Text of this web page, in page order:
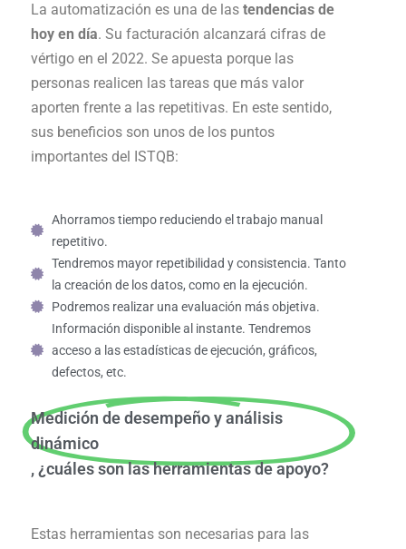
La automatización es una de las tendencias de
hoy en día. Su facturación alcanzará cifras de
vértigo en el 2022. Se apuesta porque las
personas realicen las tareas que más valor
aporten frente a las repetitivas. En este sentido,
sus beneficios son unos de los puntos
importantes del ISTQB:
Ahorramos tiempo reduciendo el trabajo manual
repetitivo.
Tendremos mayor repetibilidad y consistencia. Tanto
la creación de los datos, como en la ejecución.
Podremos realizar una evaluación más objetiva.
Información disponible al instante. Tendremos
acceso a las estadísticas de ejecución, gráficos,
defectos, etc.
Medición de desempeño y análisis
dinámico
, ¿cuáles son las herramientas de apoyo?
Estas herramientas son necesarias para las